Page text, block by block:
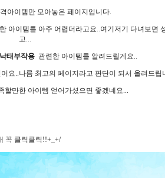
아이템만 모아놓은 페이지입니다.
아이템를 아주 어렵더라고요..여기저기 다녀보면
고...
낙태부작용관련한 아이템를 알려드릴게요..
요..나름 최고의 페이지라고 판단이 되서 올려드립
만한 아이템 얻어가셨으면 좋겠네요...
꼭 클릭클릭!!+_+/